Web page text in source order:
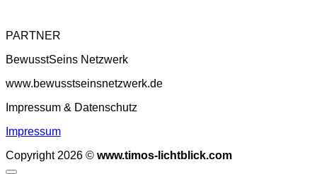
PARTNER
BewusstSeins Netzwerk
www.bewusstseinsnetzwerk.de
Impressum & Datenschutz
Impressum
Copyright 2026 © www.timos-lichtblick.com